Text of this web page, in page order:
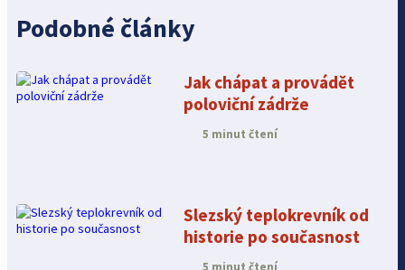
Podobné články
Jak chápat a provádět
poloviční zádrže
5 minut čtení
Slezský teplokrevník od
historie po současnost